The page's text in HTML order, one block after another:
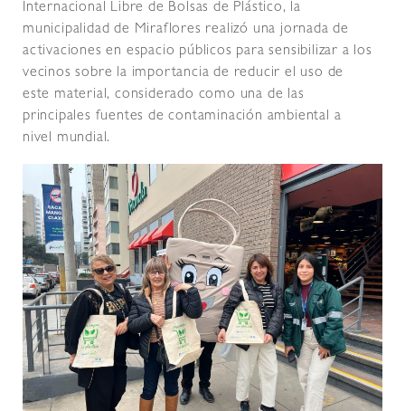
Internacional Libre de Bolsas de Plástico, la
municipalidad de Miraflores realizó una jornada de
activaciones en espacio públicos para sensibilizar a los
vecinos sobre la importancia de reducir el uso de
este material, considerado como una de las
principales fuentes de contaminación ambiental a
nivel mundial.